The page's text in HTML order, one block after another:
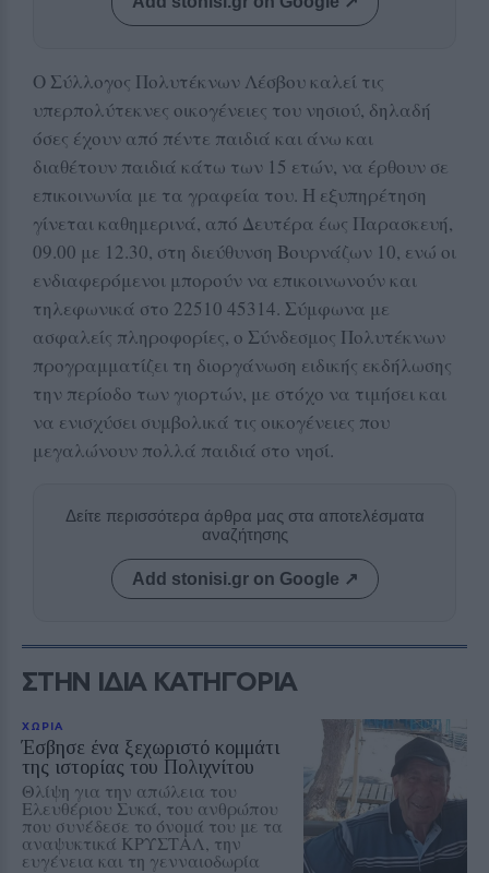
Ο Σύλλογος Πολυτέκνων Λέσβου καλεί τις
υπερπολύτεκνες οικογένειες του νησιού, δηλαδή
όσες έχουν από πέντε παιδιά και άνω και
διαθέτουν παιδιά κάτω των 15 ετών, να έρθουν σε
επικοινωνία με τα γραφεία του. Η εξυπηρέτηση
γίνεται καθημερινά, από Δευτέρα έως Παρασκευή,
09.00 με 12.30, στη διεύθυνση Βουρνάζων 10, ενώ οι
ενδιαφερόμενοι μπορούν να επικοινωνούν και
τηλεφωνικά στο 22510 45314. Σύμφωνα με
ασφαλείς πληροφορίες, ο Σύνδεσμος Πολυτέκνων
προγραμματίζει τη διοργάνωση ειδικής εκδήλωσης
την περίοδο των γιορτών, με στόχο να τιμήσει και
να ενισχύσει συμβολικά τις οικογένειες που
μεγαλώνουν πολλά παιδιά στο νησί.
Δείτε περισσότερα άρθρα μας στα αποτελέσματα
αναζήτησης
Add stonisi.gr on Google ↗
ΣΤΗΝ ΙΔΙΑ ΚΑΤΗΓΟΡΙΑ
ΧΩΡΙΑ
Έσβησε ένα ξεχωριστό κομμάτι
της ιστορίας του Πολιχνίτου
Θλίψη για την απώλεια του
Ελευθέριου Συκά, του ανθρώπου
που συνέδεσε το όνομά του με τα
αναψυκτικά ΚΡΥΣΤΑΛ, την
ευγένεια και τη γενναιοδωρία